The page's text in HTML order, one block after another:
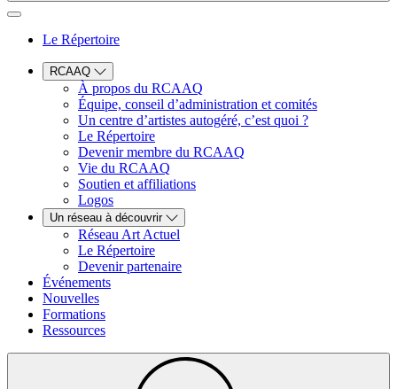
Le Répertoire
RCAAQ
À propos du RCAAQ
Équipe, conseil d’administration et comités
Un centre d’artistes autogéré, c’est quoi ?
Le Répertoire
Devenir membre du RCAAQ
Vie du RCAAQ
Soutien et affiliations
Logos
Un réseau à découvrir
Réseau Art Actuel
Le Répertoire
Devenir partenaire
Événements
Nouvelles
Formations
Ressources